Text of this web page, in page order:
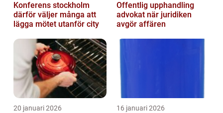
Konferens stockholm
därför väljer många att
lägga mötet utanför city
Offentlig upphandling
advokat när juridiken
avgör affären
20 januari 2026 16 januari 2026